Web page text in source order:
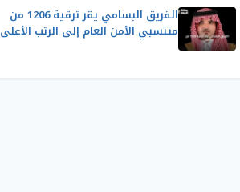
الفريق البسامي يقر ترقية 1206 من
منتسبي الأمن العام إلى الرتب الأعلى